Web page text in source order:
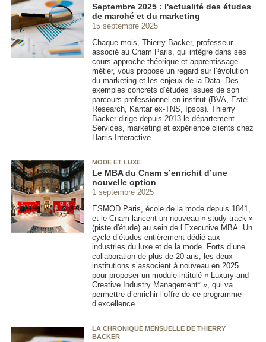
Septembre 2025 : l'actualité des études
de marché et du marketing
15 septembre 2025
Chaque mois, Thierry Backer, professeur
associé au Cnam Paris, qui intègre dans ses
cours approche théorique et apprentissage
métier, vous propose un regard sur l’évolution
du marketing et les enjeux de la Data. Des
exemples concrets d’études issues de son
parcours professionnel en institut (BVA, Estel
Research, Kantar ex-TNS, Ipsos). Thierry
Backer dirige depuis 2013 le département
Services, marketing et expérience clients chez
Harris Interactive.
MODE ET LUXE
Le MBA du Cnam s’enrichit d’une
nouvelle option
1 septembre 2025
ESMOD Paris, école de la mode depuis 1841,
et le Cnam lancent un nouveau « study track »
(piste d'étude) au sein de l’Executive MBA. Un
cycle d’études entièrement dédié aux
industries du luxe et de la mode. Forts d’une
collaboration de plus de 20 ans, les deux
institutions s’associent à nouveau en 2025
pour proposer un module intitulé « Luxury and
Creative Industry Management* », qui va
permettre d’enrichir l’offre de ce programme
d’excellence.
LA CHRONIQUE MENSUELLE DE THIERRY
BACKER